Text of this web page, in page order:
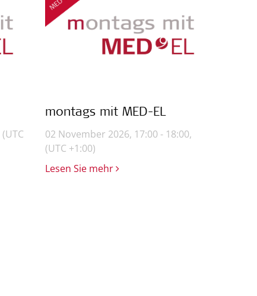
(UTC
montags mit MED-EL
02 November 2026, 17:00 - 18:00,
(UTC +1:00)
Lesen Sie mehr